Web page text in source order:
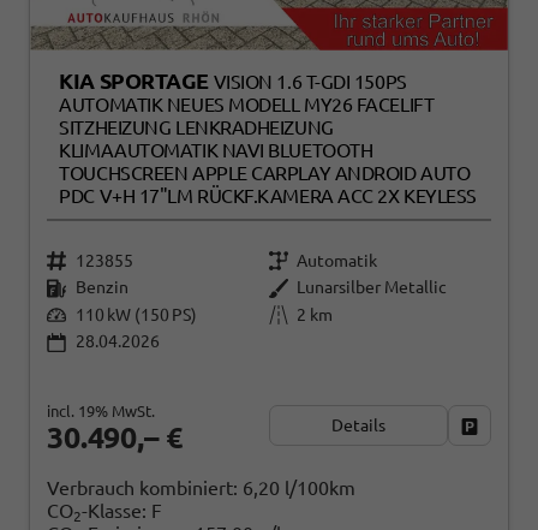
KIA SPORTAGE VISION 1.6 T-GDI 150PS
AUTOMATIK NEUES MODELL MY26 FACELIFT
SITZHEIZUNG LENKRADHEIZUNG
KLIMAAUTOMATIK NAVI BLUETOOTH
TOUCHSCREEN APPLE CARPLAY ANDROID AUTO
PDC V+H 17"LM RÜCKF.KAMERA ACC 2X KEYLESS
123855
Automatik
Benzin
Lunarsilber Metallic
110 kW (150 PS)
2 km
28.04.2026
30.490,– €
incl. 19% MwSt.
Details
Verbrauch kombiniert: 6,20 l/100km
CO2-Klasse: F